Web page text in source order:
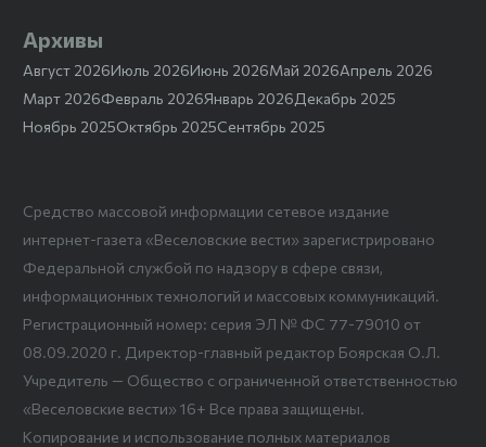
Архивы
Август 2026Июль 2026Июнь 2026Май 2026Апрель 2026
Март 2026Февраль 2026Январь 2026Декабрь 2025
Ноябрь 2025Октябрь 2025Сентябрь 2025
Средство массовой информации сетевое издание
интернет-газета «Веселовские вести» зарегистрировано
Федеральной службой по надзору в сфере связи,
информационных технологий и массовых коммуникаций.
Регистрационный номер: серия ЭЛ № ФС 77-79010 от
08.09.2020 г. Директор-главный редактор Боярская О.Л.
Учредитель — Общество с ограниченной ответственностью
«Веселовские вести» 16+ Все права защищены.
Копирование и использование полных материалов